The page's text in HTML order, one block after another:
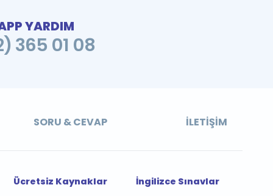
YARDIM
365 01 08
SORU & CEVAP İLETIŞIM
Ücretsiz Kaynaklar
İngilizce Sınavlar